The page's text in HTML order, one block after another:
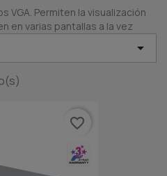
VGA. Permiten la visualización
en varias pantallas a la vez

favorite_border